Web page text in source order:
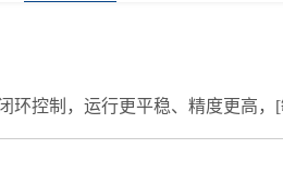
环控制，运行更平稳、精度更高